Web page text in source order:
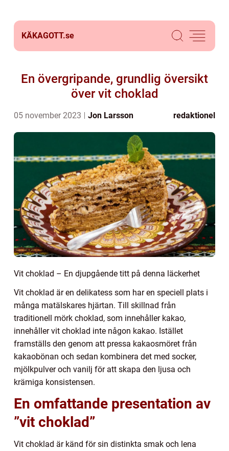
KÄKAGOTT.se
En övergripande, grundlig översikt
över vit choklad
05 november 2023 Jon Larsson redaktionel
Vit choklad – En djupgående titt på denna läckerhet
Vit choklad är en delikatess som har en speciell plats i
många matälskares hjärtan. Till skillnad från
traditionell mörk choklad, som innehåller kakao,
innehåller vit choklad inte någon kakao. Istället
framställs den genom att pressa kakaosmöret från
kakaobönan och sedan kombinera det med socker,
mjölkpulver och vanilj för att skapa den ljusa och
krämiga konsistensen.
En omfattande presentation av
”vit choklad”
Vit choklad är känd för sin distinkta smak och lena